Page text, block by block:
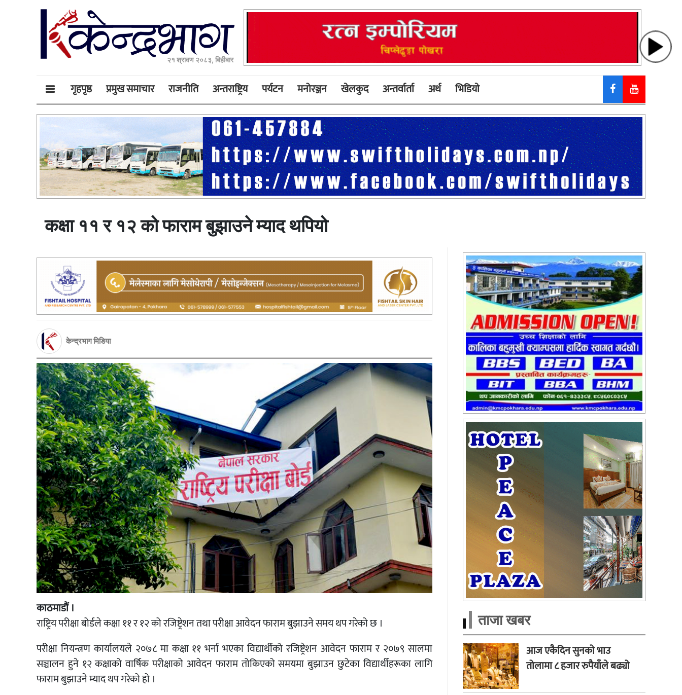
२१ श्रावण २०८३, बिहीबार
गृहपृष्ठ प्रमुख समाचार राजनीति अन्तराष्ट्रिय पर्यटन मनोरञ्जन खेलकुद अन्तर्वार्ता अर्थ भिडियाे
कक्षा ११ र १२ को फाराम बुझाउने म्याद थपियो
केन्द्रभाग मिडिया
काठमाडौं ।
राष्ट्रिय परीक्षा बोर्डले कक्षा ११ र १२ को रजिष्ट्रेशन तथा परीक्षा आवेदन फाराम बुझाउने समय थप गरेको छ ।
परीक्षा नियन्त्रण कार्यालयले २०७८ मा कक्षा ११ भर्ना भएका विद्यार्थीको रजिष्ट्रेशन आवेदन फाराम र २०७९ सालमा
सञ्चालन हुने १२ कक्षाको वार्षिक परीक्षाको आवेदन फाराम तोकिएको समयमा बुझाउन छुटेका विद्यार्थीहरूका लागि
फाराम बुझाउने म्याद थप गरेको हो ।
ताजा खबर
आज एकैदिन सुनको भाउ
तोलामा ८ हजार रुपैयाँले बढ्यो